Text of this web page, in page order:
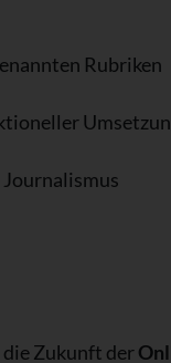
Rubriken
Zukunft der